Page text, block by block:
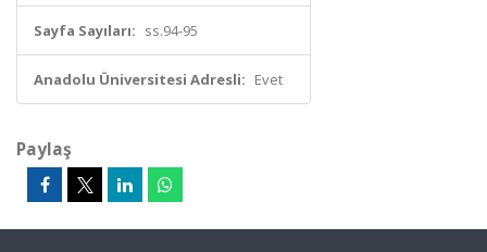
Sayfa Sayıları: ss.94-95
Anadolu Üniversitesi Adresli: Evet
Paylaş